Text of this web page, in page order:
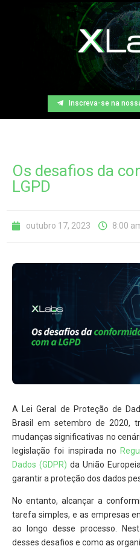
Inscreva-se na
Os desafios da
LGPD
outubro 17, 2023 8:00
A Lei Geral de Proteção de
Brasil em setembro de 2020,
mudanças significativas no
legislação foi inspirada no
Dados (GDPR) da União
garantir a proteção dos dados
No entanto, alcançar a
tarefa simples, e as empresas
ao longo desse processo.
desses desafios e como as